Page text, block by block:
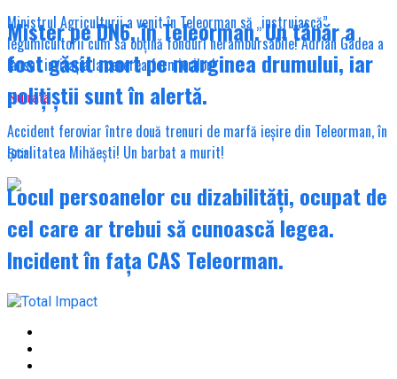
Ministrul Agriculturii a venit în Teleorman să „instruiască”
legumicultorii cum să obțină fonduri nerambursabile! Adrian Gâdea a
lansat invitația la cererea fermierilor!
Nu rata
Accident feroviar între două trenuri de marfă ieșire din Teleorman, în
localitatea Mihăești! Un barbat a murit!
Mister pe DN6, în Teleorman. Un tânăr a
fost găsit mort pe marginea drumului, iar
polițiștii sunt în alertă.
Știri
Locul persoanelor cu dizabilități, ocupat de
cel care ar trebui să cunoască legea.
Incident în fața CAS Teleorman.